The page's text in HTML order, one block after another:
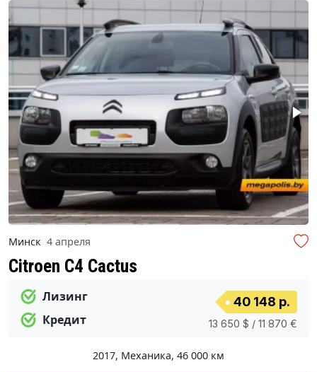
Минск 4 апреля
Citroen C4 Cactus
Лизинг
Кредит
40 148 р.
13 650 $ / 11 870 €
2017, Механика, 46 000 км